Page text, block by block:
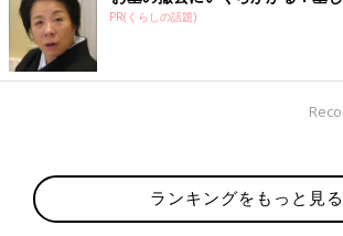
PR(くらしの話題)
ランキングをもっと見る